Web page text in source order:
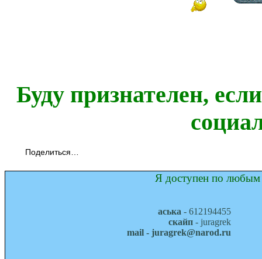
Буду признателен,
Поделиться…
Я доступен по любым
аська - 612194455
скайп - juragrek
mail - juragrek@narod.ru